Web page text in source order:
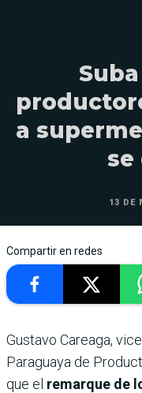
a
se
13 DE
Compartir en redes
Gustavo Careaga,
Paraguaya de
que el remarque de